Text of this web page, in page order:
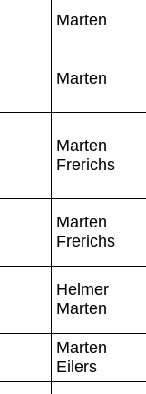
Marten
Marten
Marten
Frerichs
Marten
Frerichs
Helmer
Marten
Marten
Eilers